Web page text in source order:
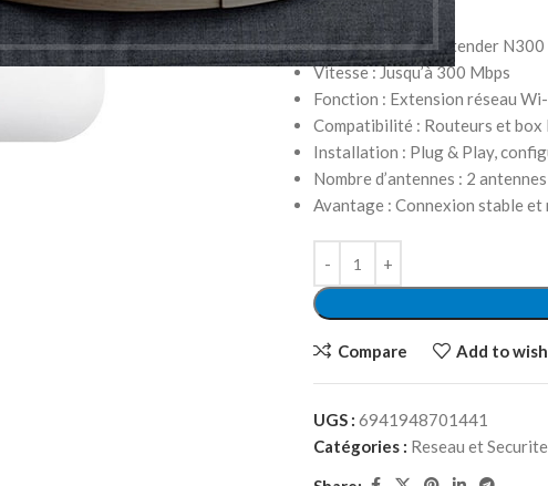
Marque : XIAOMI
Modèle : Range Extender N300
Vitesse : Jusqu’à 300 Mbps
Fonction : Extension réseau
Compatibilité : Routeurs et
Installation : Plug & Play,
Nombre d’antennes : 2
Avantage : Connexion stable
Compare Add to
UGS : 6941948701441
Catégories : Reseau et Securite